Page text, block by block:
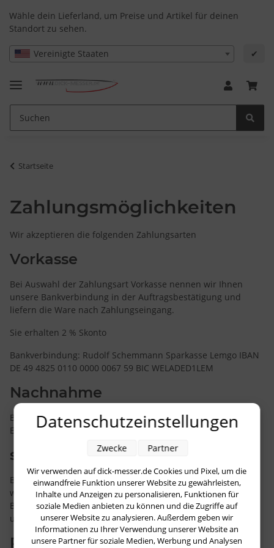
Wähle dein Lieferland, um Preise und Artikel für deinen
Standort zu sehen.
Vereinigte Staaten ✔
Startseite
Zahlungsmöglichkeiten
Wir akzeptieren die folgenden Zahlungsarten
Vorkasse
Bei Auswahl der Zahlungsart Vorkasse nennen wir Ihnen
unsere Bankverbindung in der Auftragsbestätigung und
liefern die Ware nach Zahlungseingang.
Sie erhalten 2 % Skonto
Bankverbindung: Rudolf Schemmann Sparkasse Lemgo IBAN
DE 49 4825 0110 0000 0067 59 BIC WELADED1LEM
Nachnahme
Bei Auswahl der Zahlungsart Nachnahme fallen zzgl. 3,00
Euro als Kosten an.
sofortüberweisung.de
Bei Sofortüberweisung werden Sie auf Ihren Bankserver
weitergeleitet. Sie loggen sich mit ihrem Account bei ihrer
Bank ein und tätigen die Überweisung bequem mit Ihrer PIN
und TAN Nummer.
PayPal Einfach und schnell
Datenschutzeinstellungen
Wir verwenden auf dick-messer.de Cookies und Pixel, um die
einwandfreie Funktion unserer Website zu gewährleisten,
Inhalte und Anzeigen zu personalisieren, Funktionen für
soziale Medien anbieten zu können und die Zugriffe auf
unserer Website zu analysieren. Außerdem geben wir
Informationen zu Ihrer Verwendung unserer Website an
unsere Partner für soziale Medien, Werbung und Analysen
Zwecke Partner